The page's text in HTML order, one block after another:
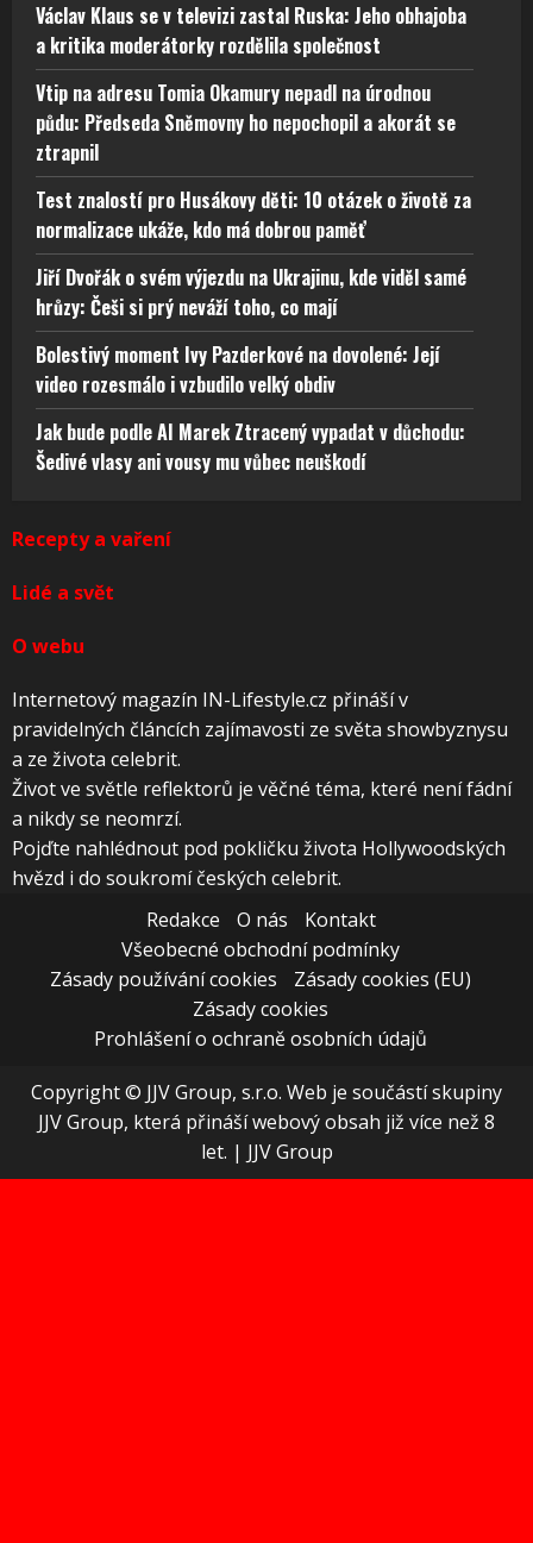
Václav Klaus se v televizi zastal Ruska: Jeho obhajoba
a kritika moderátorky rozdělila společnost
Vtip na adresu Tomia Okamury nepadl na úrodnou
půdu: Předseda Sněmovny ho nepochopil a akorát se
ztrapnil
Test znalostí pro Husákovy děti: 10 otázek o životě za
normalizace ukáže, kdo má dobrou paměť
Jiří Dvořák o svém výjezdu na Ukrajinu, kde viděl samé
hrůzy: Češi si prý neváží toho, co mají
Bolestivý moment Ivy Pazderkové na dovolené: Její
video rozesmálo i vzbudilo velký obdiv
Jak bude podle AI Marek Ztracený vypadat v důchodu:
Šedivé vlasy ani vousy mu vůbec neuškodí
Recepty a vaření
Lidé a svět
O webu
Internetový magazín IN-Lifestyle.cz přináší v
pravidelných článcích zajímavosti ze světa showbyznysu
a ze života celebrit.
Život ve světle reflektorů je věčné téma, které není fádní
a nikdy se neomrzí.
Pojďte nahlédnout pod pokličku života Hollywoodských
hvězd i do soukromí českých celebrit.
Redakce
O nás
Kontakt
Všeobecné obchodní podmínky
Zásady používání cookies
Zásady cookies (EU)
Zásady cookies
Prohlášení o ochraně osobních údajů
Copyright © JJV Group, s.r.o. Web je součástí skupiny
JJV Group, která přináší webový obsah již více než 8
let. | JJV Group